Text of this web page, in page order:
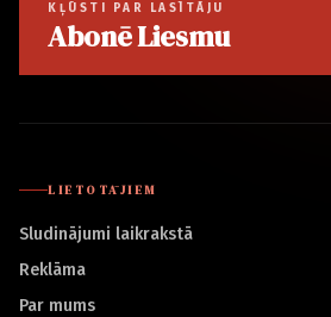
KĻŪSTI PAR LASĪTĀJU
Abonē Liesmu
LIETOTĀJIEM
Sludinājumi laikrakstā
Reklāma
Par mums